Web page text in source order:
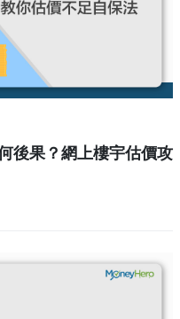
後果？網上樓宇估價攻